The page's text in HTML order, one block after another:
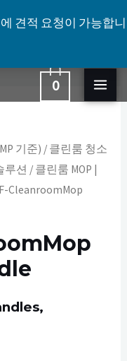
견적 요청이 가능합니
0
기준) / 클린룸 청소
루션 / 클린룸 MOP |
CleanroomMop